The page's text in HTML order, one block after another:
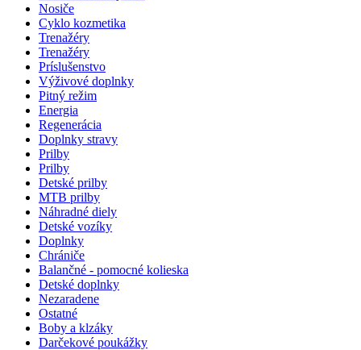
Nosiče
Cyklo kozmetika
Trenažéry
Trenažéry
Príslušenstvo
Výživové doplnky
Pitný režim
Energia
Regenerácia
Doplnky stravy
Prilby
Prilby
Detské prilby
MTB prilby
Náhradné diely
Detské vozíky
Doplnky
Chrániče
Balančné - pomocné kolieska
Detské doplnky
Nezaradene
Ostatné
Boby a klzáky
Darčekové poukážky